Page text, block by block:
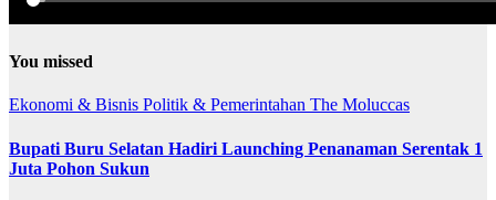
You missed
Ekonomi & Bisnis Politik & Pemerintahan The Moluccas
Bupati Buru Selatan Hadiri Launching Penanaman Serentak 1
Juta Pohon Sukun